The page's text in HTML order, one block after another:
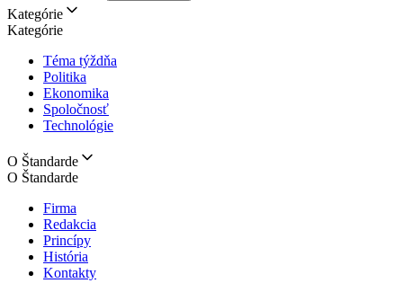
Kategórie
Kategórie
Téma týždňa
Politika
Ekonomika
Spoločnosť
Technológie
O Štandarde
O Štandarde
Firma
Redakcia
Princípy
História
Kontakty